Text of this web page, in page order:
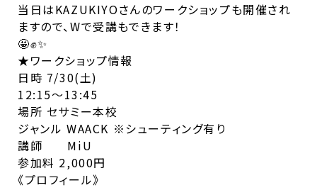
当日はKAZUKIYOさんのワークショップも開催され
ますので、Wで受講もできます！
🤩✊✨
★ワークショップ情報
日時 7/30(土)
12:15〜13:45
場所 セサミー本校
ジャンル WAACK ※シューティング有り
講師 MiU
参加料 2,000円
《プロフィール》